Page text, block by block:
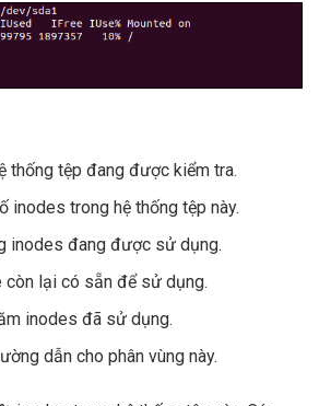
thống tệp đang được kiểm tra.
inodes trong hệ thống tệp này.
inodes đang được sử dụng.
còn lại có sẵn để sử dụng.
inodes đã sử dụng.
dẫn cho phân vùng này.